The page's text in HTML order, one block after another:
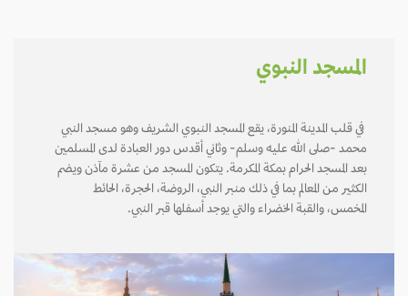
المسجد النبوي
في قلب المدينة المنورة، يقع المسجد النبوي الشريف وهو مسجد النبي
محمد -صلى الله عليه وسلم- وثاني أقدس دور العبادة لدى المسلمين
بعد المسجد الحرام بمكة المكرمة. يتكون المسجد من عشرة مآذن ويضم
الكثير من المعالم بما في ذلك منبر النبي، الروضة، الحجرة، الحائط
المخمس، والقبة الخضراء والتي يوجد أسفلها قبر النبي.